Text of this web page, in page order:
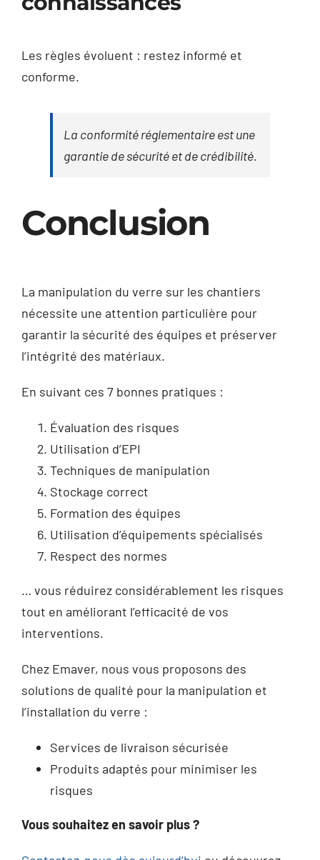
Les règles évoluent : restez informé et
conforme.
La conformité réglementaire est une
garantie de sécurité et de crédibilité.
Conclusion
La manipulation du verre sur les chantiers
nécessite une attention particulière pour
garantir la sécurité des équipes et préserver
l’intégrité des matériaux.
En suivant ces 7 bonnes pratiques :
Évaluation des risques
Utilisation d’EPI
Techniques de manipulation
Stockage correct
Formation des équipes
Utilisation d’équipements spécialisés
Respect des normes
… vous réduirez considérablement les risques
tout en améliorant l’efficacité de vos
interventions.
Chez Emaver, nous vous proposons des
solutions de qualité pour la manipulation et
l’installation du verre :
Services de livraison sécurisée
Produits adaptés pour minimiser les
risques
Vous souhaitez en savoir plus ?